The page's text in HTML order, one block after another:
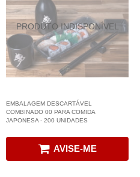
EMBALAGEM DESCARTÁVEL
COMBINADO 00 PARA COMIDA
JAPONESA - 200 UNIDADES
AVISE-ME